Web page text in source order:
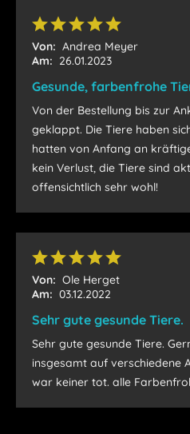
Von: Andrea Meyer
Am: 26.01.2023
Gesunde, farbenfrohe
Von der Bestellung bis zur
geklappt. Die Tiere haben
hatten von Anfang an
kein Verlust, die Tiere sind
offensichtlich sehr wohl!
Von: Ole Herget
Am: 03.12.2022
Sehr gute gesunde Tiere.
Sehr gute gesunde Tiere.
insgesamt auf verschiedene
war keiner tot. alle